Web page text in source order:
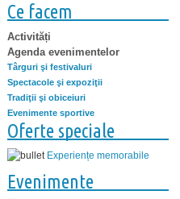
Ce facem
Activități
Agenda evenimentelor
Târguri şi festivaluri
Spectacole şi expoziţii
Tradiţii şi obiceiuri
Evenimente sportive
Oferte speciale
Experiențe memorabile
Evenimente